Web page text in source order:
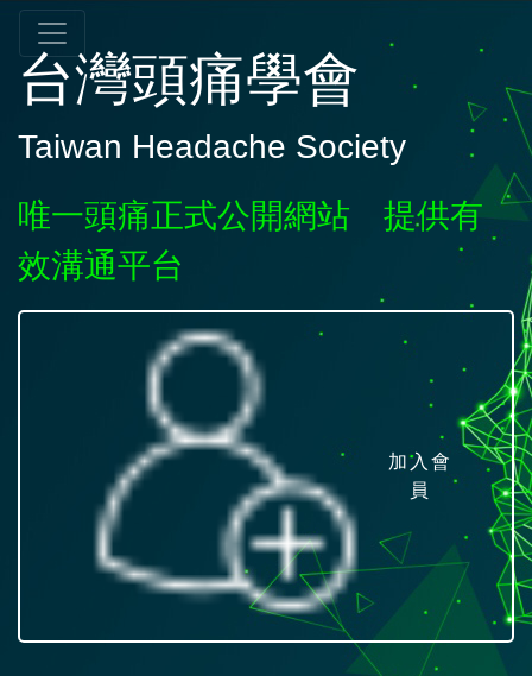
台灣頭痛學會
Taiwan Headache Society
唯一頭痛正式公開網站 提供有
效溝通平台
加入會
員